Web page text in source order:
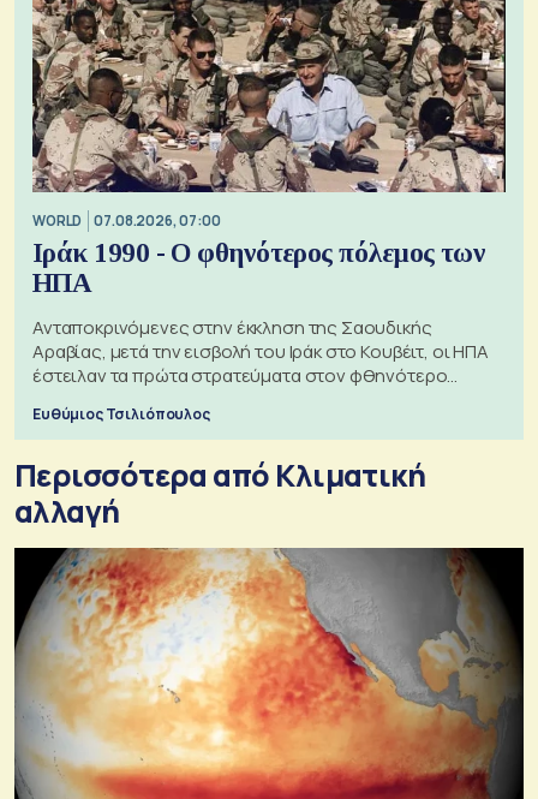
WORLD 07.08.2026, 07:00
Ιράκ 1990 - Ο φθηνότερος πόλεμος των
ΗΠΑ
Ανταποκρινόμενες στην έκκληση της Σαουδικής
Αραβίας, μετά την εισβολή του Ιράκ στο Κουβέιτ, οι ΗΠΑ
έστειλαν τα πρώτα στρατεύματα στον φθηνότερο
Ευθύμιος Τσιλιόπουλος
Περισσότερα από Κλιματική
αλλαγή